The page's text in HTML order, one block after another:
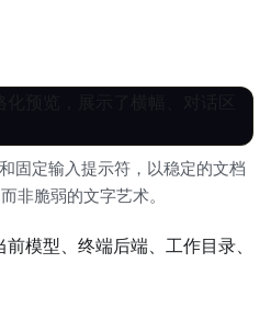
固定输入提示符，以稳定的文档
非脆弱的文字艺术。
模型、终端后端、工作目录、